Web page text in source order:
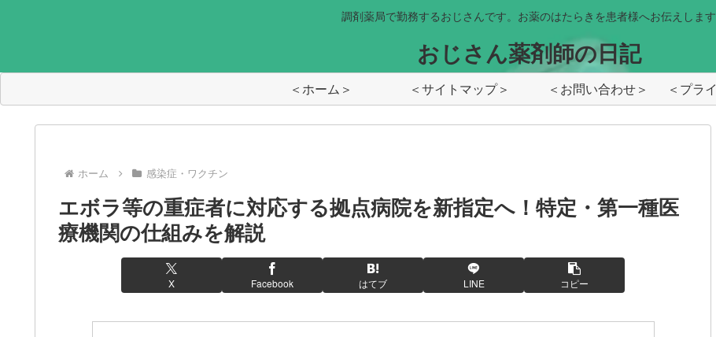
調剤薬局で勤務するおじさんです。お薬のはたらきを患者様へお伝えします
おじさん薬剤師の日記
＜ホーム＞ ＜サイトマップ＞ ＜お問い合わせ＞
ホーム 感染症・ワクチン
エボラ等の重症者に対応する拠点病院を新指定へ！特定・第一種医
療機関の仕組みを解説
X Facebook はてブ LINE コピー